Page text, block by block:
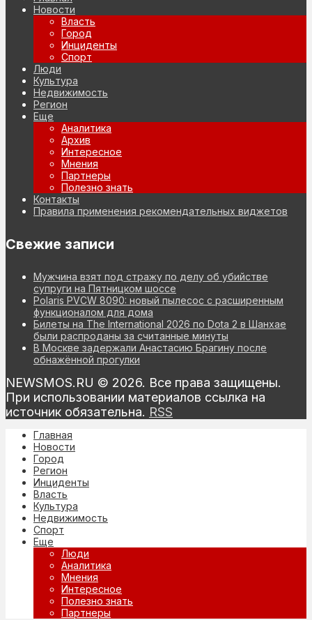
Новости
Власть
Город
Инциденты
Спорт
Люди
Культура
Недвижимость
Регион
Еще
Аналитика
Архив
Интересное
Мнения
Партнеры
Полезно знать
Контакты
Правила применения рекомендательных виджетов
Свежие записи
Мужчина взят под стражу по делу об убийстве
супруги на Пятницком шоссе
Polaris PVCW 8090: новый пылесос с расширенным
функционалом для дома
Билеты на The International 2026 по Dota 2 в Шанхае
были распроданы за считанные минуты
В Москве задержали Анастасию Брагину после
обнажённой прогулки
NEWSMOS.RU © 2026. Все права защищены.
При использовании материалов ссылка на
источник обязательна. RSS
Главная
Новости
Город
Регион
Инциденты
Власть
Культура
Недвижимость
Спорт
Еще
Люди
Аналитика
Мнения
Интересное
Полезно знать
Партнеры